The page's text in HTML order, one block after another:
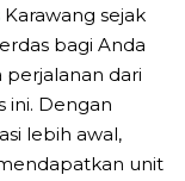
Karawang sejak
bagi Anda
dari
ini. Dengan
lebih awal,
unit